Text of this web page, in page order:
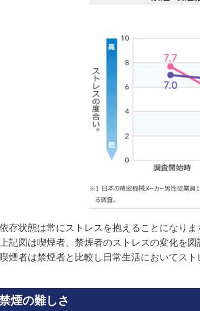
依存状態は常にストレスを抱えることになりま
上記図は喫煙者、禁煙者のストレスの変化を図
喫煙者は禁煙者と比較し日常生活においてス
煙の難しさ